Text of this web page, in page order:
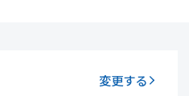
変更する